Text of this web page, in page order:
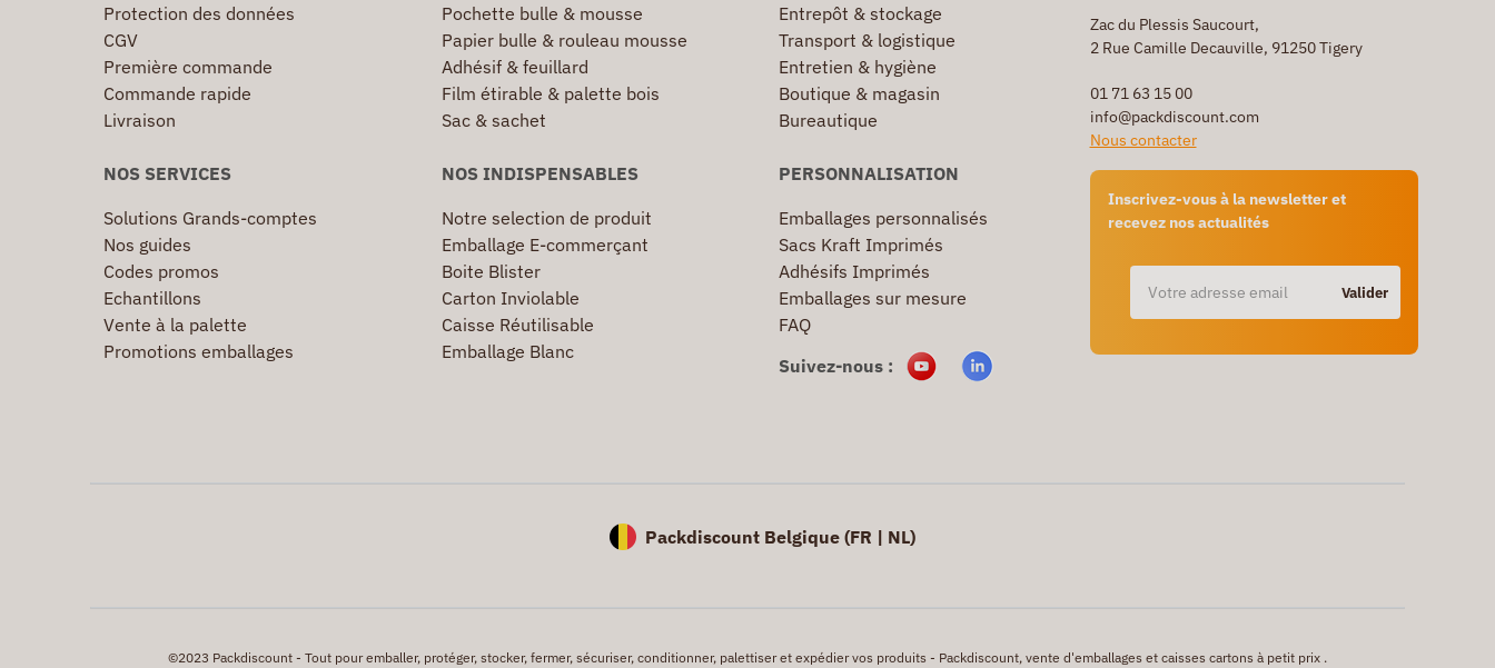
Zac du Plessis Saucourt,
2 Rue Camille Decauville, 91250 Tigery
01 71 63 15 00
info@packdiscount.com
Nous contacter
Inscrivez-vous à la newsletter et
recevez nos actualités
Valider
Protection des données
CGV
Première commande
Commande rapide
Livraison
Pochette bulle & mousse
Papier bulle & rouleau mousse
Adhésif & feuillard
Film étirable & palette bois
Sac & sachet
Entrepôt & stockage
Transport & logistique
Entretien & hygiène
Boutique & magasin
Bureautique
NOS SERVICES
Solutions Grands-comptes
Nos guides
Codes promos
Echantillons
Vente à la palette
Promotions emballages
NOS INDISPENSABLES
Notre selection de produit
Emballage E-commerçant
Boite Blister
Carton Inviolable
Caisse Réutilisable
Emballage Blanc
PERSONNALISATION
Emballages personnalisés
Sacs Kraft Imprimés
Adhésifs Imprimés
Emballages sur mesure
FAQ
Suivez-nous :
Packdiscount Belgique (FR | NL)
©2023 Packdiscount - Tout pour emballer, protéger, stocker, fermer, sécuriser, conditionner, palettiser et expédier vos produits - Packdiscount, vente d'emballages et caisses cartons à petit prix .